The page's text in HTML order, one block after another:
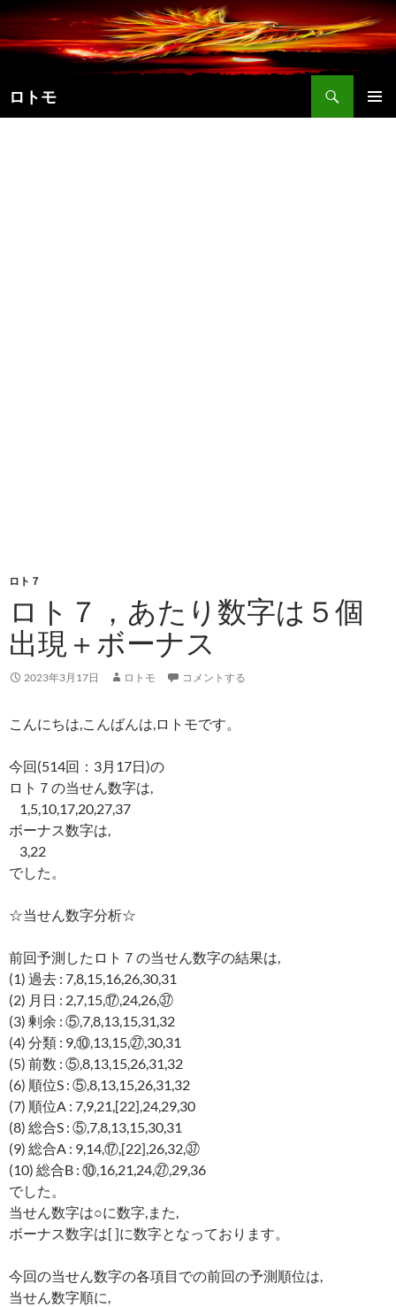
コ
テ
ツ
へ
ロトモ
索
ロト７
ロト７，あたり数字は５個
出現＋ボーナス
2023年3月17日 ロトモ コメントする
こんにちは,こんばんは,ロトモです。
今回(514回：3月17日)の
ロト７の当せん数字は,
1,5,10,17,20,27,37
ボーナス数字は,
3,22
でした。
☆当せん数字分析☆
前回予測したロト７の当せん数字の結果は,
(1) 過去 : 7,8,15,16,26,30,31
(2) 月日 : 2,7,15,⑰,24,26,㊲
(3) 剰余 : ⑤,7,8,13,15,31,32
(4) 分類 : 9,⑩,13,15,㉗,30,31
(5) 前数 : ⑤,8,13,15,26,31,32
(6) 順位S : ⑤,8,13,15,26,31,32
(7) 順位A : 7,9,21,[22],24,29,30
(8) 総合S : ⑤,7,8,13,15,30,31
(9) 総合A : 9,14,⑰,[22],26,32,㊲
(10) 総合B : ⑩,16,21,24,㉗,29,36
でした。
当せん数字は○に数字,また,
ボーナス数字は[ ]に数字となっております。
今回の当せん数字の各項目での前回の予測順位は,
当せん数字順に,